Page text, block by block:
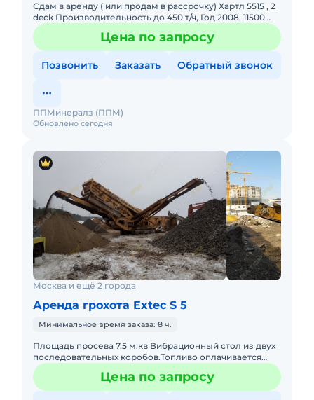
Сдам в аренду ( или продам в рассрочку) Хартл 5515 , 2
deck Производительность до 450 т/ч, Год 2008, 11500
моточасов, Двигатель САТ с 4.4, откапитален, нараб
Цена по запросу
Позвонить Заказать Обратный звонок
Обновлено сегодня
ППМинералз (ППМ)
Москва и ещё 2 города
Аренда грохота Extec S 5
Минимальное время заказа: 8 ч.
Площадь просева 7,5 м.кв Вибрационный стол из двух
последовательных коробов.Топливо оплачивается
отдельно. Техника с малой наработкой. С оператором.
Пакет отчет
Цена по запросу